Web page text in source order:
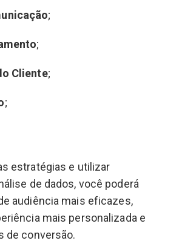
;
;
Cliente;
;
estratégias e utilizar
de dados, você poderá
audiência mais eficazes,
mais personalizada e
de conversão.